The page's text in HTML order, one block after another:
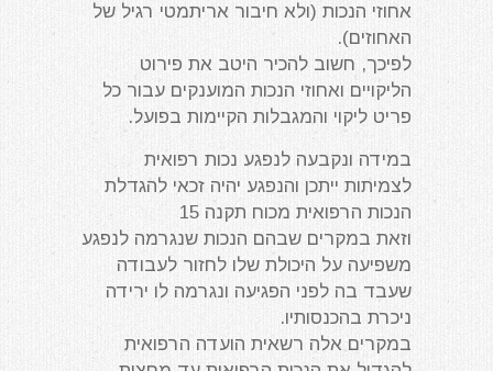
אחוזי הנכות (ולא חיבור אריתמטי רגיל של
האחוזים).
לפיכך, חשוב להכיר היטב את פירוט
הליקויים ואחוזי הנכות המוענקים עבור כל
פריט ליקוי והמגבלות הקיימות בפועל.
במידה ונקבעה לנפגע נכות רפואית
לצמיתות ייתכן והנפגע יהיה זכאי להגדלת
הנכות הרפואית מכוח תקנה 15
וזאת במקרים שבהם הנכות שנגרמה לנפגע
משפיעה על היכולת שלו לחזור לעבודה
שעבד בה לפני הפגיעה ונגרמה לו ירידה
ניכרת בהכנסותיו.
במקרים אלה רשאית הועדה הרפואית